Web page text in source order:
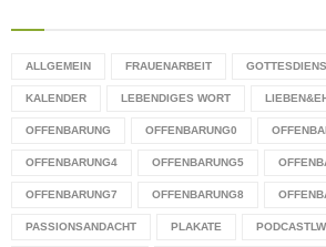
ALLGEMEIN FRAUENARBEIT
KALENDER LEBENDIGES WORT
OFFENBARUNG OFFENBARUNG0
OFFENBARUNG4 OFFENBARUNG5
OFFENBARUNG7 OFFENBARUNG8
PASSIONSANDACHT PLAKATE PODCASTLW